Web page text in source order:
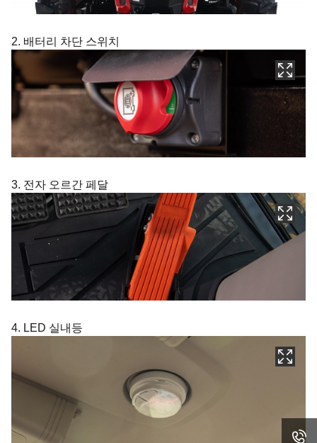
2. 배터리 차단 스위치
3. 전자 오르간 페달
4. LED 실내등